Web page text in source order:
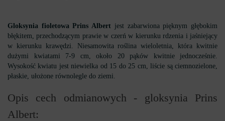
Gloksynia fioletowa Prins Albert jest zabarwiona pięknym głębokim
błękitem, przechodzącym prawie w czerń w kierunku rdzenia i jaśniejący
w kierunku krawędzi. Niesamowita roślina wieloletnia, która kwitnie
dużymi kwiatami 7-9 cm, około 20 pąków kwitnie jednocześnie.
Wysokość kwiatu jest niewielka od 15 do 25 cm, liście są ciemnozielone,
płaskie, ułożone równolegle do ziemi.
Opis cech odmianowych - gloksynia Prins
Albert: